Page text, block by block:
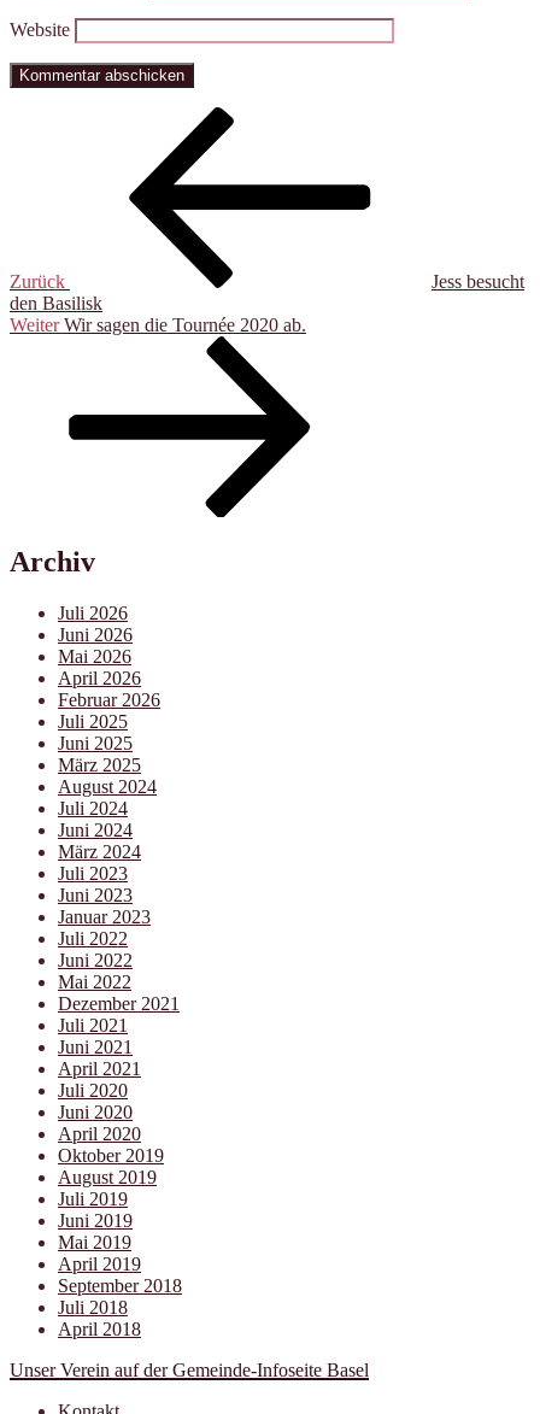
Website
Beitragsnavigation
Zurück
Jess besucht
den Basilisk
Nächster
Weiter Wir sagen die Tournée 2020 ab.
Archiv
Juli 2026
Juni 2026
Mai 2026
April 2026
Februar 2026
Juli 2025
Juni 2025
März 2025
August 2024
Juli 2024
Juni 2024
März 2024
Juli 2023
Juni 2023
Januar 2023
Juli 2022
Juni 2022
Mai 2022
Dezember 2021
Juli 2021
Juni 2021
April 2021
Juli 2020
Juni 2020
April 2020
Oktober 2019
August 2019
Juli 2019
Juni 2019
Mai 2019
April 2019
September 2018
Juli 2018
April 2018
Unser Verein auf der Gemeinde-Infoseite Basel